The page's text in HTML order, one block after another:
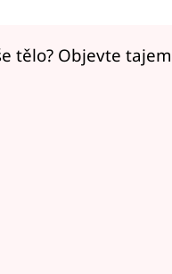
tělo? Objevte